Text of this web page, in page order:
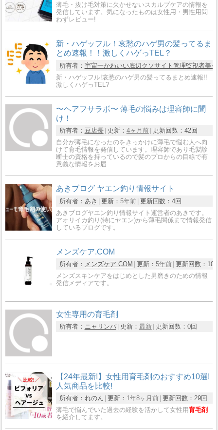
薄毛・抜け毛対策に欠かせないスカルプケアの情報を
発信しています。気になったものは女性用・男性用問
わずレビュー!
新・ハゲッフル！哀愁のハゲ男の髪ってるま
とめ速報！！激しくハゲっTEL？
所有者： 宇宙一かわいい底辺クソサイト管理監視者美
新・ハゲッフル!哀愁のハゲ男の髪ってるまとめ速報!!
激しくハゲっTEL?
〜ヘアフサラボ〜 薄毛の悩みは理容師に聞
け！
所有者： 豆店長 更新： 4ヶ月前 更新回数： 42回
自分が薄毛になったのをきっかけに薄毛で悩む人へ向
けて育毛情報を発信しています。理容師であり毛髪診
断士の資格を持っているので髪のプロからの目線で有
意義な情報をお届…
あきブログ ヤエン釣り情報サイト
所有者： あき 更新： 5年前 更新回数： 4回
あきブログヤエン釣り情報サイト運営者のあきです。
アオリイカ釣り(特にヤエン)から薄毛関係まで情報発信
しているブログです。
メンズケア.COM
所有者： メンズケア.COM 更新： 5年前 更新回数： 10
メンズスキンケアをはじめとした男磨きのための情報
発信メディアです。
女性専用の育毛剤
所有者： ニャリンパ 更新： 最新 更新回数： 0回
【24年最新!】女性用育毛剤のおすすめ10選!
人気商品を比較!
所有者： れのん 更新： 1年8ヶ月前 更新回数： 29回
薄毛で悩んでいた過去の経験を活かして女性用育毛剤
を紹介してます。